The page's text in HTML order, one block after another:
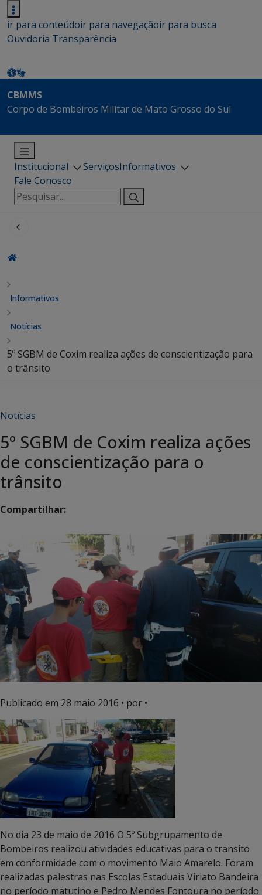
ir para conteúdoir para navegaçãoir para busca
Ouvidoria Transparência
CBMMS
Corpo de Bombeiros Militar de Mato Grosso do Sul
Institucional ServiçosInformativos
Fale Conosco
Pesquisar
por:
Informativos
Notícias
5º SGBM de Coxim realiza ações de conscientização para
o trânsito
Notícias
5º SGBM de Coxim realiza ações
de conscientização para o
trânsito
Compartilhar:
Publicado em 28 maio 2016 • por •
No dia 23 de maio de 2016 O 5º Subgrupamento de
Bombeiros realizou atividades educativas para o transito
em conformidade com o movimento Maio Amarelo. Foram
realizadas palestras nas Escolas Estaduais Viriato Bandeira
no período matutino e Pedro Mendes Fontoura no período